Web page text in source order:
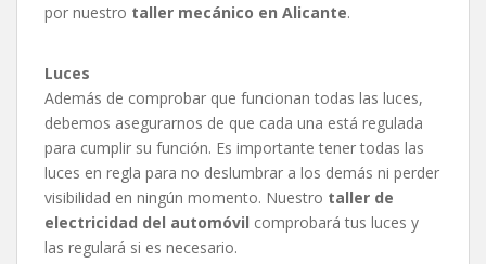
por nuestro taller mecánico en Alicante.
Luces
Además de comprobar que funcionan todas las luces,
debemos asegurarnos de que cada una está regulada
para cumplir su función. Es importante tener todas las
luces en regla para no deslumbrar a los demás ni perder
visibilidad en ningún momento. Nuestro taller de
electricidad del automóvil comprobará tus luces y
las regulará si es necesario.